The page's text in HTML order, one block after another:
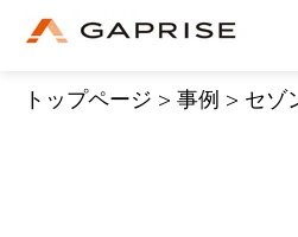
トップページ > 事例 > セゾ